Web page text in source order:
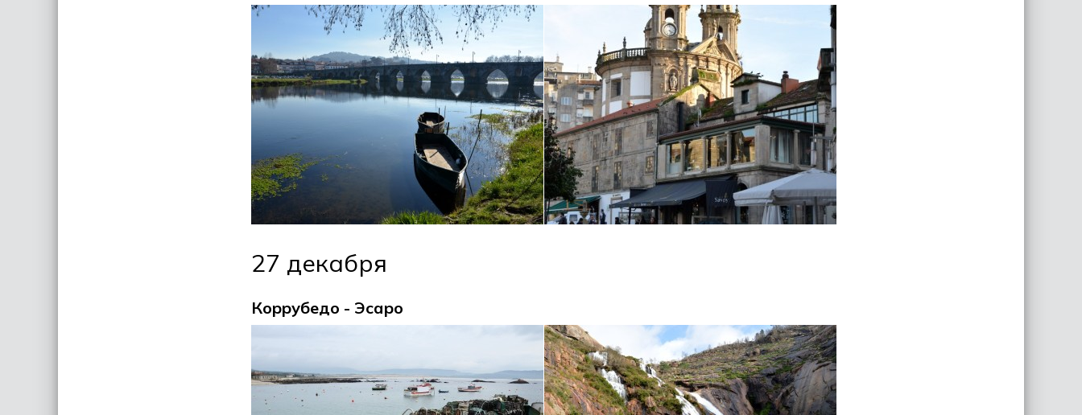
27 декабря
Коррубедо - Эсаро